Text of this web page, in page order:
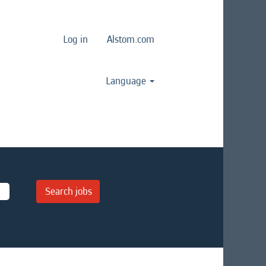
Log in Alstom.com
Language